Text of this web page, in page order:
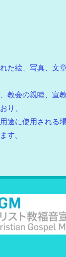
た絵、写真、文
教会の親睦、宣
り、
途に使用される
す。